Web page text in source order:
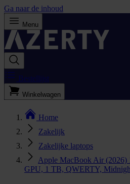
Ga naar de inhoud
Menu
Bestellijst
Winkelwagen
Home
Zakelijk
Zakelijke laptops
Apple MacBook Air (2026)
GPU, 1 TB, QWERTY,